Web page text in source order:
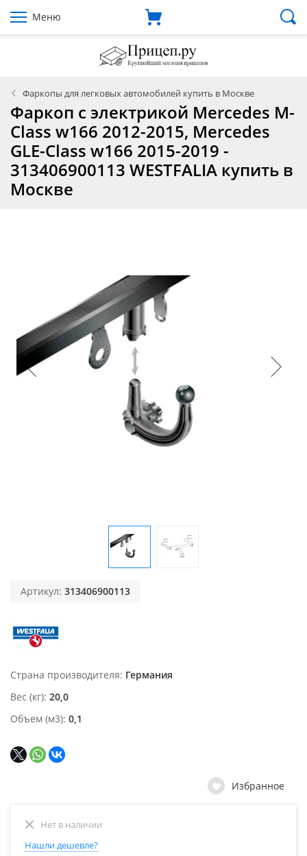
Меню
Фаркопы для легковых автомобилей купить в Москве
Фаркоп с электрикой Mercedes M-
Class w166 2012-2015, Mercedes
GLE-Class w166 2015-2019 -
313406900113 WESTFALIA купить в
Москве
Артикул: 313406900113
Страна производителя Германия
Вес (кг) 20,0
Объем (м3) 0,1
Избранное
Нет в наличии
Нашли дешевле?